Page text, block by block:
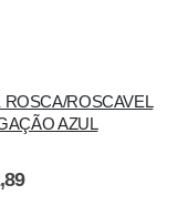
ROSCAVEL
AZUL